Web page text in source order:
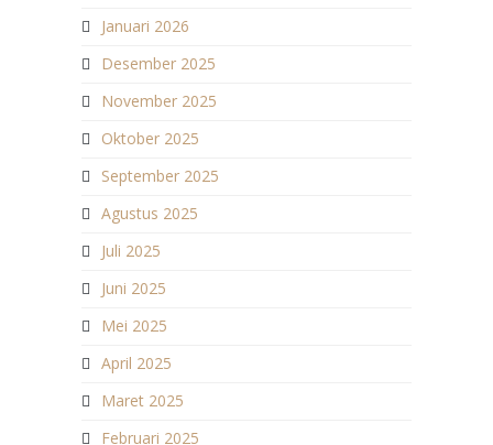
Januari 2026
Desember 2025
November 2025
Oktober 2025
September 2025
Agustus 2025
Juli 2025
Juni 2025
Mei 2025
April 2025
Maret 2025
Februari 2025